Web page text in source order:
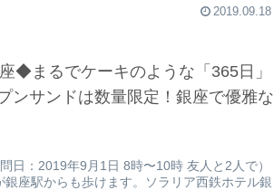
2019.09.18
◆まるでケーキのような「365日」
ンサンドは数量限定！銀座で優雅な
日：2019年9月1日 8時〜10時 友人と2人で）
座駅からも歩けます。ソラリア西鉄ホテル銀